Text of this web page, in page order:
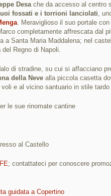
Desache da accesso al centro
fossati e i torrioni lanciolati,
. Meraviglioso il suo portale
completamente affrescata dal
a Santa Maria Maddalena; nel
Regno di Napoli.
di stradine, su cui si affacciano
della Neve alla piccola casetta
e al vicino santuario in stile tardo
le sue rinomate cantine
al Castello
; contattateci per conoscere
guidata a Copertino